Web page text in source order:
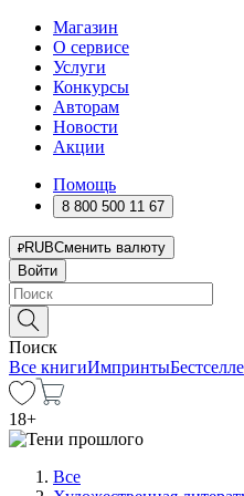
Магазин
О сервисе
Услуги
Конкурсы
Авторам
Новости
Акции
Помощь
8 800 500 11 67
RUBСменить валюту
Войти
Поиск
Все книгиИмпринты
18+
Все